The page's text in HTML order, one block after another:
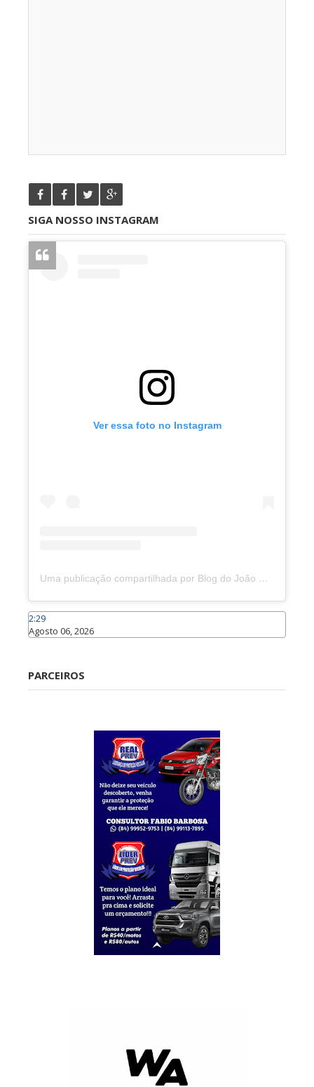
SIGA NOSSO INSTAGRAM
Ver essa foto no Instagram
Uma publicação compartilhada por Blog do João Marcolino (@joaomarcolinoneto)
2:29
Agosto 06, 2026
PARCEIROS